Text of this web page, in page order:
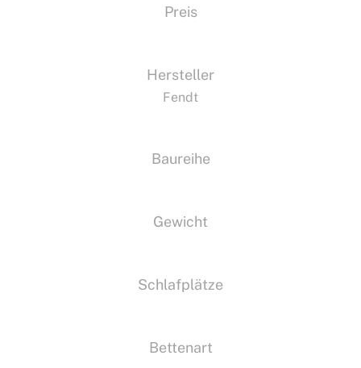
Preis
Hersteller
Fendt
Baureihe
Gewicht
Schlafplätze
Bettenart